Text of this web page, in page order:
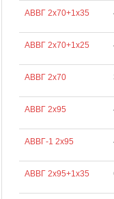
АВВГ 2х70+1х35
АВВГ 2х70+1х25
АВВГ 2х70
АВВГ 2х95
АВВГ-1 2х95
АВВГ 2х95+1х35